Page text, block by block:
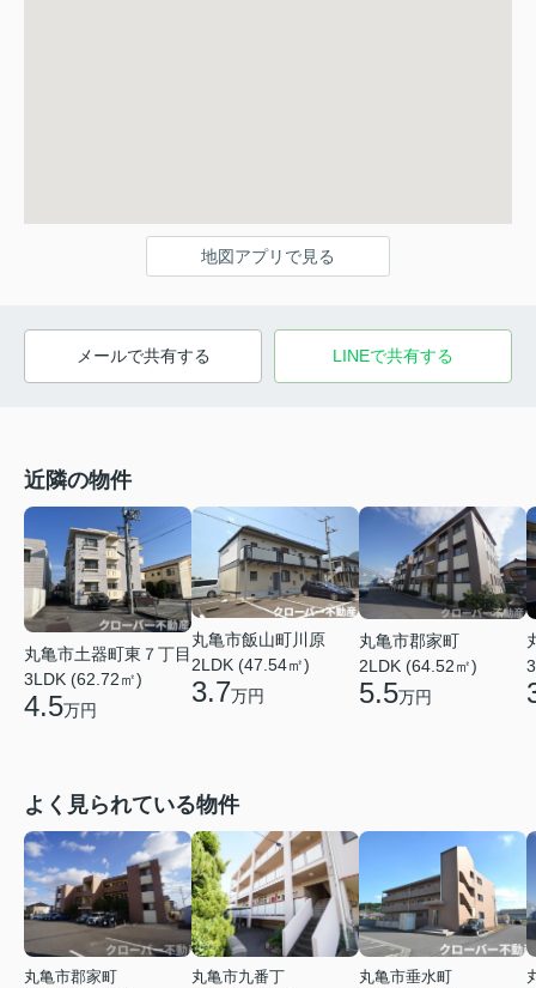
地図アプリで見る
メールで共有する LINEで共有する
近隣の物件
丸亀市土器町東７丁目
3LDK (62.72㎡)
4.5万円
丸亀市飯山町川原
2LDK (47.54㎡)
3.7万円
丸亀市郡家町
2LDK (64.52㎡)
5.5万円
よく見られている物件
丸亀市郡家町
丸亀市九番丁
丸亀市垂水町